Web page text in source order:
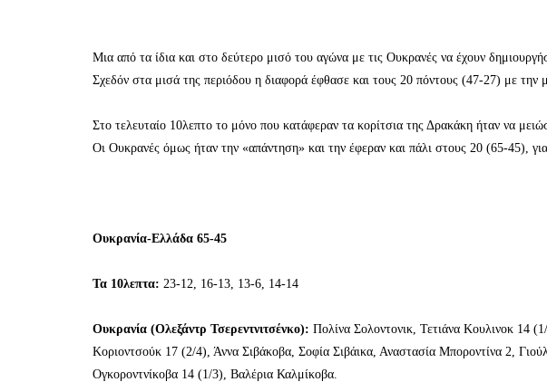
Μια από τα ίδια και στο δεύτερο μισό του αγώνα με τις Ουκρανές να έχουν
Σχεδόν στα μισά της περιόδου η διαφορά έφθασε και τους 20 πόντους (47-27) με την
Στο τελευταίο 10λεπτο το μόνο που κατάφεραν τα κορίτσια της Δρακάκη ήταν να
Οι Ουκρανές όμως ήταν την «απάντηση» και την έφεραν και πάλι στους 20 (65-45), για
Ουκρανία-Ελλάδα 65-45
Τα 10λεπτα: 23-12, 16-13, 13-6, 14-14
Ουκρανία (Ολεξάντρ Τσερεντνιτσένκο): Πολίνα Σολοντονικ, Τετιάνα Κουλινοκ 14
Κοριοντσούκ 17 (2/4), Άννα Σιβάκοβα, Σοφία Σιβάικα, Αναστασία Μποροντίνα 2,
Ογκοροντνίκοβα 14 (1/3), Βαλέρια Καλμίκοβα.